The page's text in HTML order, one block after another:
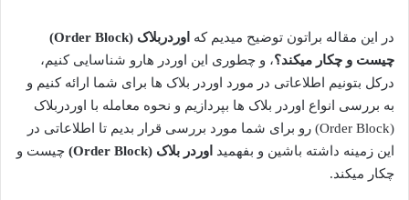
در این مقاله براتون توضیح میدیم که
اوردربلاک (Order Block)
چیست و چکار میکند؟، و چطوری این اوردر هارو شناسایی کنیم،
درکل بتونیم اطلاعاتی در مورد اوردر بلاک ها برای شما ارائه کنیم و
به بررسی انواع اوردر بلاک ها بپردازیم و نحوه معامله با اوردربلاک
(Order Block) رو برای شما مورد بررسی قرار بدیم تا اطلاعاتی در
این زمینه داشته باشین و بفهمید اوردر بلاک (Order Block)
چیست و
چکار میکند.